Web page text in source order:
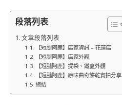
段落列表
文章段落列表
【短腿阿鹿】店家資訊 – 花蓮店
【短腿阿鹿】店家外觀
【短腿阿鹿】提袋、鐵盒外觀
【短腿阿鹿】原味曲奇餅乾實拍分享
總結